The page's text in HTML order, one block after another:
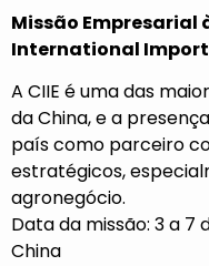
Missão Empresarial
International Import
A CIIE é uma das
da China, e a
país como parceiro
estratégicos,
agronegócio.
Data da missão: 3 a 7
China